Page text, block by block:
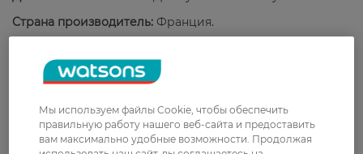
Страна производитель: Франция.
Рейтинг и отзывы
0 0 відгуків
Мы используем файлы Cookie, чтобы обеспечить
правильную работу нашего веб-сайта и предоставить
вам максимально удобные возможности. Продолжая